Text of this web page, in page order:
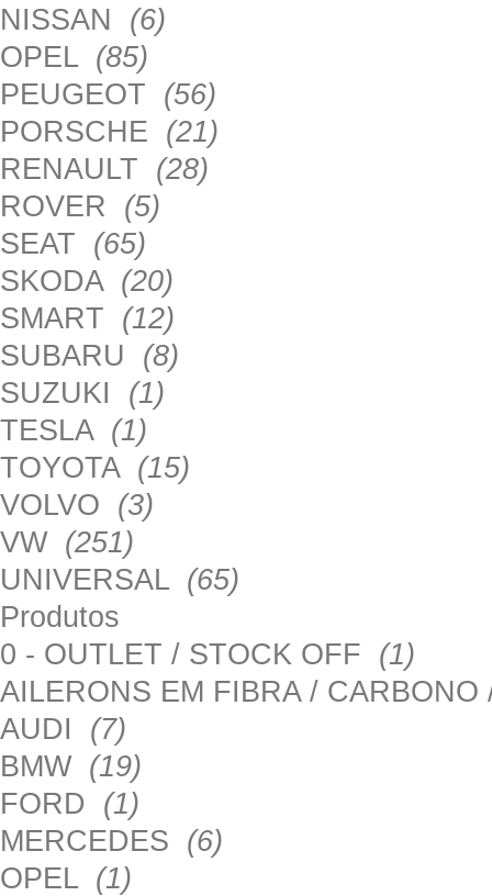
NISSAN (6)
OPEL (85)
PEUGEOT (56)
PORSCHE (21)
RENAULT (28)
ROVER (5)
SEAT (65)
SKODA (20)
SMART (12)
SUBARU (8)
SUZUKI (1)
TESLA (1)
TOYOTA (15)
VOLVO (3)
VW (251)
UNIVERSAL (65)
Produtos
0 - OUTLET / STOCK OFF (1)
AILERONS EM FIBRA /
AUDI (7)
BMW (19)
FORD (1)
MERCEDES (6)
OPEL (1)